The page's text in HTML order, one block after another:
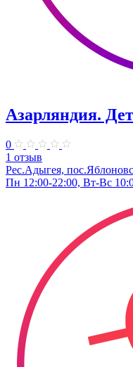
Азарляндия.
0
1 отзыв
Рес.Адыгея,
Пн 12:00-22:00, Вт-Вс